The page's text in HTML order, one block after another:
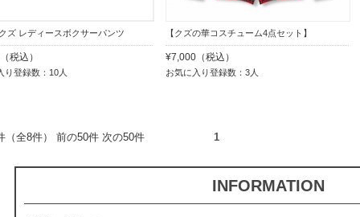
ズ レディースボクサーパンツ
税込）
り登録数：10人
【クズの華コスチューム4点セット】
¥7,000（税込）
お気に入り登録数：3人
件（全8件） 前の50件 次の50件 1
INFORMATION